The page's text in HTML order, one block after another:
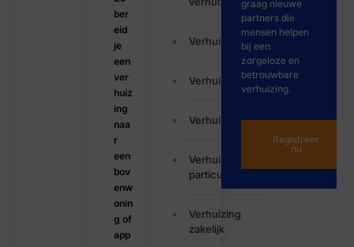
ber
eid
je
een
ver
huiz
ing
naa
r
een
bov
enw
onin
g of
app
Verhuisbedrijf
Verhuisservice
Verhuizen
Verhuizing
particulier
Verhuizing
zakelijk
graag nieuwe
partners die
mensen helpen
bij een
zorgeloze en
betrouwbare
verhuizing.
Registreer
nu